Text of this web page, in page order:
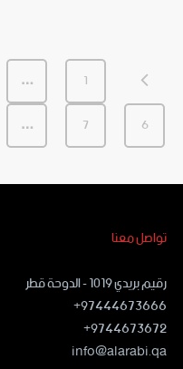
1
…
6
7
…
تواصل معنا
رقيم بريدي ١٠١٩ - الدوحة قطر
97444673666+
9744673672+
info@alarabi.qa